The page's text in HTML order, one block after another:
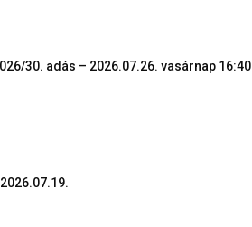
30. adás – 2026.07.26. vasárnap 16:40